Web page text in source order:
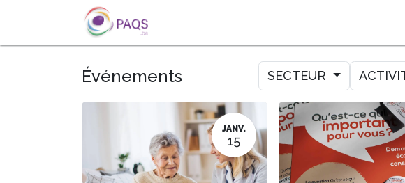
SE RENDRE AU CONTENU
Événements SECTEUR
JANV.
15